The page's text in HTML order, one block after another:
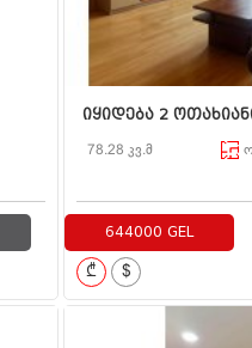
იყიდება 2
78.28 კვ.მ
644000 GEL
₾ $